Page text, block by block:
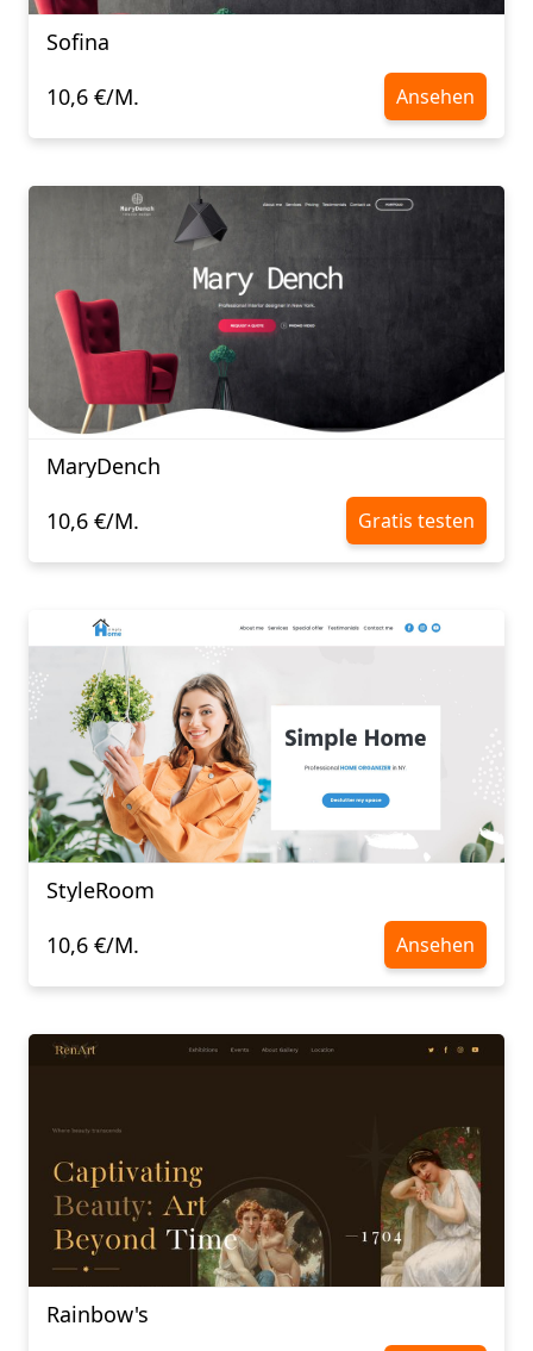
Sofina
10,6 €/M.
Ansehen
MaryDench
10,6 €/M.
Gratis testen
StyleRoom
10,6 €/M.
Ansehen
Rainbow's